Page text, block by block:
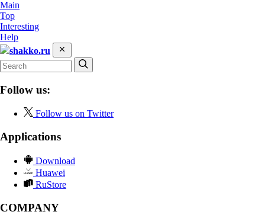
Main
Top
Interesting
Help
shakko.ru
Follow us:
Follow us on Twitter
Applications
Download
Huawei
RuStore
COMPANY